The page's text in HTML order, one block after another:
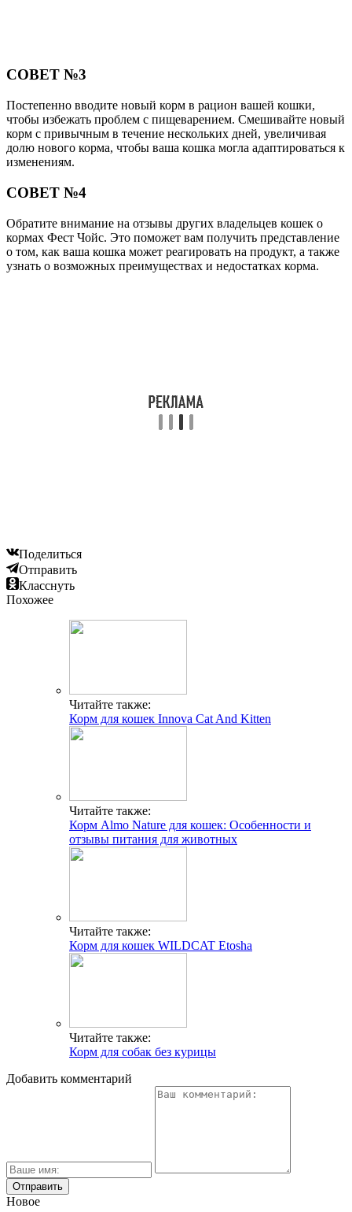
СОВЕТ №3
Постепенно вводите новый корм в рацион вашей кошки,
чтобы избежать проблем с пищеварением. Смешивайте новый
корм с привычным в течение нескольких дней, увеличивая
долю нового корма, чтобы ваша кошка могла адаптироваться к
изменениям.
СОВЕТ №4
Обратите внимание на отзывы других владельцев кошек о
кормах Фест Чойс. Это поможет вам получить представление
о том, как ваша кошка может реагировать на продукт, а также
узнать о возможных преимуществах и недостатках корма.
Поделиться
Отправить
Класснуть
Похожее
Читайте также:
Корм для кошек Innova Cat And Kitten
Читайте также:
Корм Almo Nature для кошек: Особенности и
отзывы питания для животных
Читайте также:
Корм для кошек WILDCAT Etosha
Читайте также:
Корм для собак без курицы
Добавить комментарий
Новое